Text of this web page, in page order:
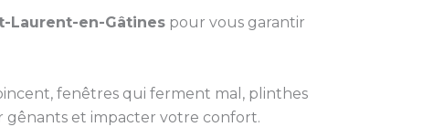
Laurent-en-Gâtines pour vous garantir
fenêtres qui ferment mal, plinthes
gênants et impacter votre confort.